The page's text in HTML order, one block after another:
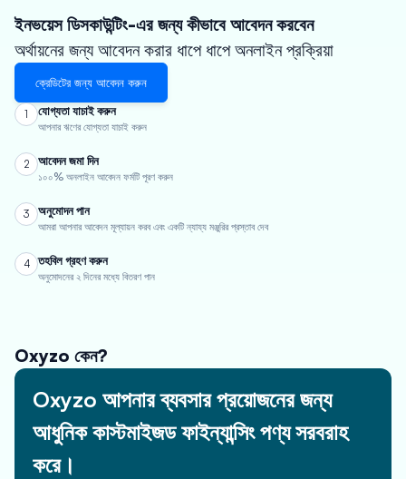
ইনভয়েস ডিসকাউন্টিং-এর জন্য কীভাবে আবেদন করবেন
অর্থায়নের জন্য আবেদন করার ধাপে ধাপে অনলাইন প্রক্রিয়া
ক্রেডিটের জন্য আবেদন করুন
1 যোগ্যতা যাচাই করুন
আপনার ঋণের যোগ্যতা যাচাই করুন
2 আবেদন জমা দিন
১০০% অনলাইন আবেদন ফর্মটি পূরণ করুন
3 অনুমোদন পান
আমরা আপনার আবেদন মূল্যায়ন করব এবং একটি ন্যায্য মঞ্জুরির প্রস্তাব দেব
4 তহবিল গ্রহণ করুন
অনুমোদনের ২ দিনের মধ্যে বিতরণ পান
Oxyzo কেন?
Oxyzo আপনার ব্যবসার প্রয়োজনের জন্য
আধুনিক কাস্টমাইজড ফাইন্যান্সিং পণ্য সরবরাহ
করে।